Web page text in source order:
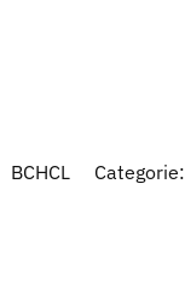
BCHCL Categorie: